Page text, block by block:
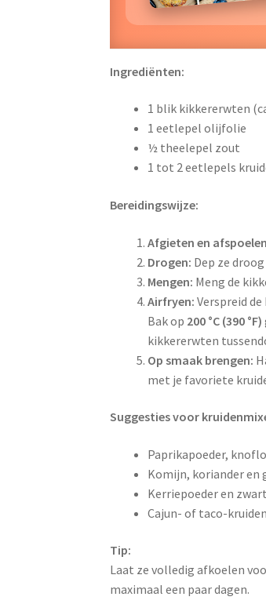
Ingrediënten:
1 blik kikkererwten
1 eetlepel olijfolie
½ theelepel zout
1 tot 2 eetlepels
Bereidingswijze:
Afgieten en
Drogen: Dep ze
Mengen: Meng de
Airfryen: Verspreid
Bak op 200 °C (390 °F)
kikkererwten
Op smaak brengen:
met je favoriete
Suggesties voor
Paprikapoeder,
Komijn, koriander en
Kerriepoeder en
Cajun- of taco-
Tip:
Laat ze volledig afkoelen
maximaal een paar dagen.